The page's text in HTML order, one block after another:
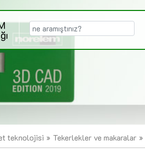
teknolojisi Tekerlekler ve makaralar